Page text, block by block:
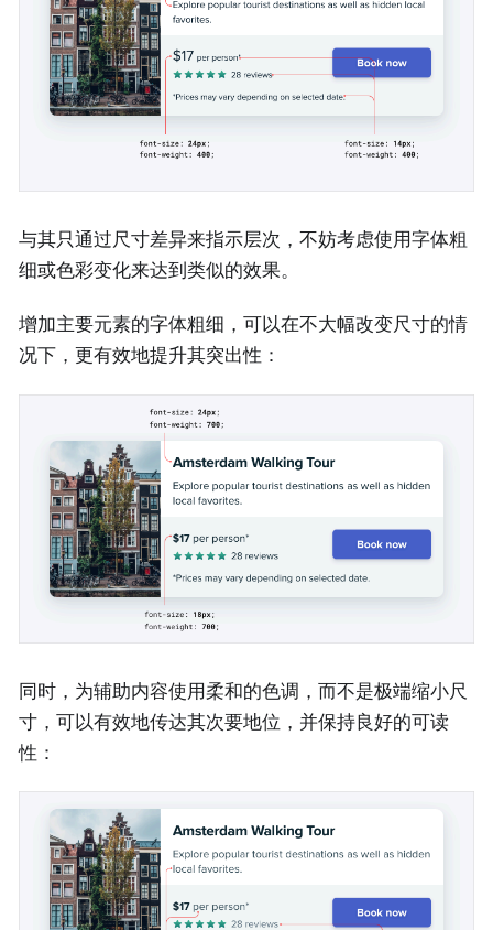
与其只通过尺寸差异来指示层次，不妨考虑使用字体粗
细或色彩变化来达到类似的效果。
增加主要元素的字体粗细，可以在不大幅改变尺寸的情
况下，更有效地提升其突出性：
同时，为辅助内容使用柔和的色调，而不是极端缩小尺
寸，可以有效地传达其次要地位，并保持良好的可读
性：